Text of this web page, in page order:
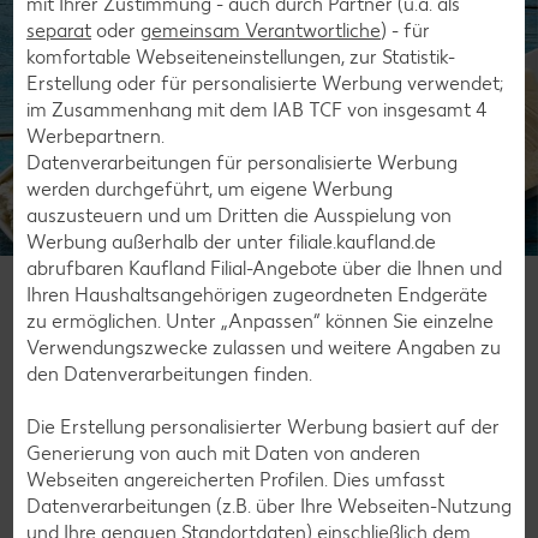
Unsere aktuellen Angebote für
Milchprodukte
Gültig vom 06.08.2026 bis 12.08.2026
KNÜLLER
separat oder gemeinsam Verantwortliche) - für
komfortable Webseiteneinstellungen, zur Statistik-
Erstellung oder für personalisierte Werbung verwendet;
im Zusammenhang mit dem IAB TCF von insgesamt 4
Werbepartnern.
Datenverarbeitungen für personalisierte Werbung
werden durchgeführt, um eigene Werbung
auszusteuern und um Dritten die Ausspielung von
Werbung außerhalb der unter filiale.kaufland.de
abrufbaren Kaufland Filial-Angebote über die Ihnen und
Ihren Haushaltsangehörigen zugeordneten Endgeräte
zu ermöglichen. Unter „Anpassen“ können Sie einzelne
Verwendungszwecke zulassen und weitere Angaben zu
den Datenverarbeitungen finden.
Die Erstellung personalisierter Werbung basiert auf der
Generierung von auch mit Daten von anderen
Webseiten angereicherten Profilen. Dies umfasst
Datenverarbeitungen (z.B. über Ihre Webseiten-Nutzung
und Ihre genauen Standortdaten) einschließlich dem